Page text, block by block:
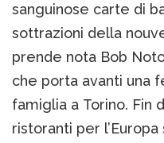
sanguinose carte di
sottrazioni della
prende nota Bob
che porta avanti una
famiglia a Torino. Fin
ristoranti per